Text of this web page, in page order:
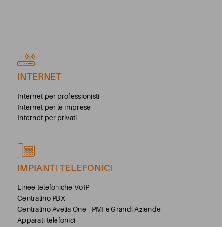
INTERNET
Internet per professionisti
Internet per le imprese
Internet per privati
IMPIANTI TELEFONICI
Linee telefoniche VoIP
Centralino PBX
Centralino Avelia One - PMI e Grandi Aziende
Apparati telefonici